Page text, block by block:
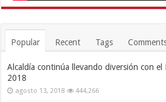
Popular Recent Tags
Alcaldía continúa llevando diversión con el
2018
agosto 13, 2018 444,266